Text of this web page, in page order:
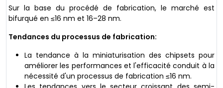
Sur la base du procédé de fabrication, le marché est
bifurqué en ≤16 nm et 16–28 nm.
Tendances du processus de fabrication:
La tendance à la miniaturisation des chipsets pour
améliorer les performances et l'efficacité conduit à la
nécessité d'un processus de fabrication ≤16 nm.